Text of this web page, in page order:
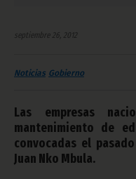
septiembre 26, 2012
Noticias Gobierno
Las empresas
mantenimiento de
convocadas el
Juan Nko Mbula.